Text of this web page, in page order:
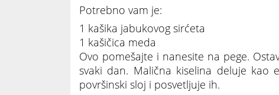
Potrebno vam je:
1 kašika jabukovog sirćeta
1 kašičica meda
Ovo pomešajte i nanesite na pege.
svaki dan. Malična kiselina deluje kao
površinski sloj i posvetljuje ih.